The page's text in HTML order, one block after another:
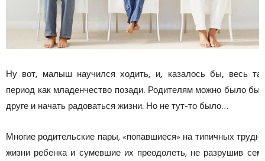
Ну вот, малыш научился ходить, и, казалось бы, весь
период как младенчество позади. Родителям можно было бы
друге и начать радоваться жизни. Но не тут-то было…
Многие родительские пары, «попавшиеся» на типичных
жизни ребенка и сумевшие их преодолеть, не разрушив